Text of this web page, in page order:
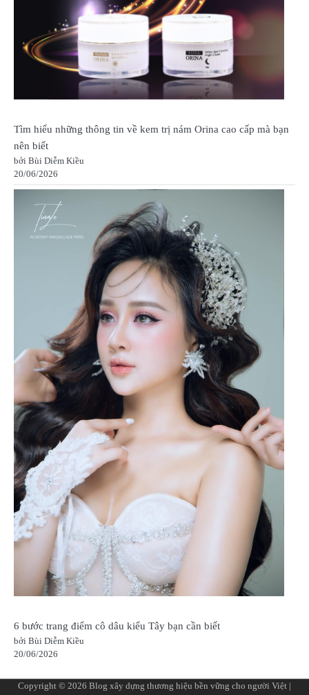
Tìm hiểu những thông tin về kem trị nám Orina cao cấp mà bạn
nên biết
bởi Bùi Diễm Kiều
20/06/2026
6 bước trang điểm cô dâu kiểu Tây bạn cần biết
bởi Bùi Diễm Kiều
20/06/2026
Copyright © 2026 Blog xây dựng thương hiệu bền vững cho người Việt |